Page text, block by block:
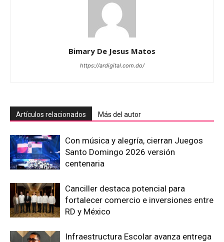
Bimary De Jesus Matos
https://ardigital.com.do/
Artículos relacionados Más del autor
Con música y alegría, cierran Juegos
Santo Domingo 2026 versión
centenaria
Canciller destaca potencial para
fortalecer comercio e inversiones entre
RD y México
Infraestructura Escolar avanza entrega